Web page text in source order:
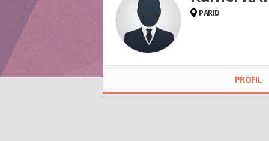
PARID
PROFIL